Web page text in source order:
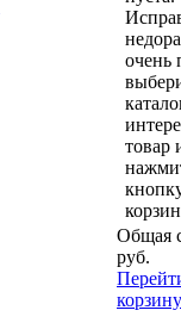
очень
товар
Общая
руб.
корзину